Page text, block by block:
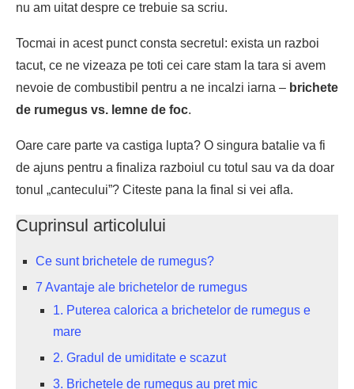
nu am uitat despre ce trebuie sa scriu.
Tocmai in acest punct consta secretul: exista un razboi
tacut, ce ne vizeaza pe toti cei care stam la tara si avem
nevoie de combustibil pentru a ne incalzi iarna – brichete
de rumegus vs. lemne de foc.
Oare care parte va castiga lupta? O singura batalie va fi
de ajuns pentru a finaliza razboiul cu totul sau va da doar
tonul „cantecului”? Citeste pana la final si vei afla.
Cuprinsul articolului
Ce sunt brichetele de rumegus?
7 Avantaje ale brichetelor de rumegus
1. Puterea calorica a brichetelor de rumegus e
mare
2. Gradul de umiditate e scazut
3. Brichetele de rumegus au pret mic